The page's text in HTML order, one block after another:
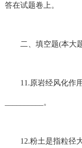
答在试题卷上。
二、填空题(本大题
11.原岩经风化作用
__________。
12.粉土是指粒径大